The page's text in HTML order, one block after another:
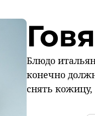
Блюдо
конечно
снять